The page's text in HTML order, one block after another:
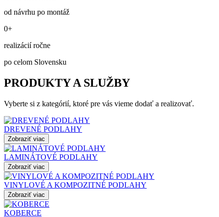
od návrhu po montáž
0+
realizácií ročne
po celom Slovensku
PRODUKTY A SLUŽBY
Vyberte si z kategórií, ktoré pre vás vieme dodať a realizovať.
DREVENÉ PODLAHY
Zobraziť viac
LAMINÁTOVÉ PODLAHY
Zobraziť viac
VINYLOVÉ A KOMPOZITNÉ PODLAHY
Zobraziť viac
KOBERCE